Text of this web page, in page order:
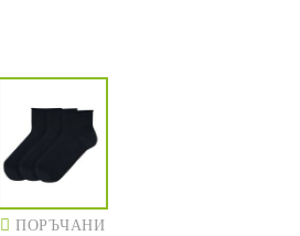
ПОРЪЧАНИ